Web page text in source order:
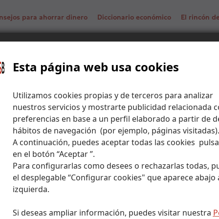
Esta página web usa cookies
Utilizamos cookies propias y de terceros para analizar
nuestros servicios y mostrarte publicidad relacionada
preferencias en base a un perfil elaborado a partir de
hábitos de navegación (por ejemplo, páginas visitadas).
A continuación, puedes aceptar todas las cookies
en el botón “Aceptar ”.
Para configurarlas como desees o rechazarlas todas,
el desplegable “Configurar cookies" que aparece abajo
izquierda.
Si deseas ampliar información, puedes visitar nuestra
para ahorrar dinero Diccionario económico El rincón
Valentín y Día de los Solteros